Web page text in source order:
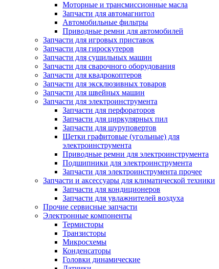
Моторные и трансмиссионные масла
Запчасти для автомагнитол
Автомобильные фильтры
Приводные ремни для автомобилей
Запчасти для игровых приставок
Запчасти для гироскутеров
Запчасти для сушильных машин
Запчасти для сварочного оборудования
Запчасти для квадрокоптеров
Запчасти для эксклюзивных товаров
Запчасти для швейных машин
Запчасти для электроинструмента
Запчасти для перфораторов
Запчасти для циркулярных пил
Запчасти для шуруповертов
Щетки графитовые (угольные) для
электроинструмента
Приводные ремни для электроинструмента
Подшипники для электроинструмента
Запчасти для электроинструмента прочее
Запчасти и аксессуары для климатической техники
Запчасти для кондиционеров
Запчасти для увлажнителей воздуха
Прочие сервисные запчасти
Электронные компоненты
Термисторы
Транзисторы
Микросхемы
Конденсаторы
Головки динамические